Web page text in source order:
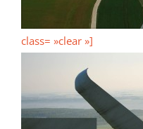
class= »clear »]